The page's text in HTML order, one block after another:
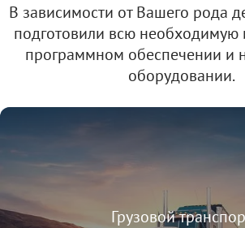
В зависимости от Вашего рода
подготовили всю
программном обеспечении и
оборудовании.
Грузовой